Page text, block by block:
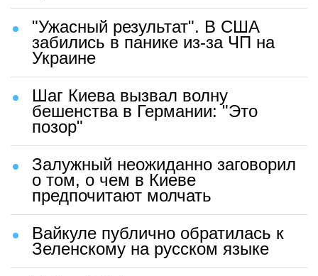
"Ужасный результат". В США
забились в панике из-за ЧП на
Украине
Шаг Киева вызвал волну
бешенства в Германии: "Это
позор"
Залужный неожиданно заговорил
о том, о чем в Киеве
предпочитают молчать
Вайкуле публично обратилась к
Зеленскому на русском языке